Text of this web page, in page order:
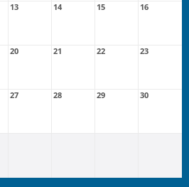
13 14 15 16
20 21 22 23
27 28 29 30